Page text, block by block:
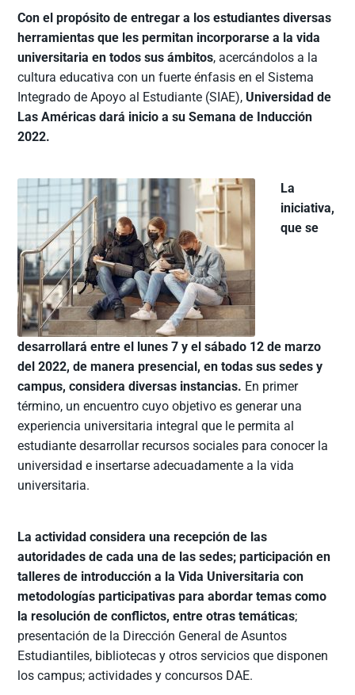
Con el propósito de entregar a los estudiantes diversas
herramientas que les permitan incorporarse a la vida
universitaria en todos sus ámbitos, acercándolos a la
cultura educativa con un fuerte énfasis en el Sistema
Integrado de Apoyo al Estudiante (SIAE), Universidad de
Las Américas dará inicio a su Semana de Inducción
2022.
La
iniciativa,
que se
desarrollará entre el lunes 7 y el sábado 12 de marzo
del 2022, de manera presencial, en todas sus sedes y
campus, considera diversas instancias. En primer
término, un encuentro cuyo objetivo es generar una
experiencia universitaria integral que le permita al
estudiante desarrollar recursos sociales para conocer la
universidad e insertarse adecuadamente a la vida
universitaria.
La actividad considera una recepción de las
autoridades de cada una de las sedes; participación en
talleres de introducción a la Vida Universitaria con
metodologías participativas para abordar temas como
la resolución de conflictos, entre otras temáticas;
presentación de la Dirección General de Asuntos
Estudiantiles, bibliotecas y otros servicios que disponen
los campus; actividades y concursos DAE.